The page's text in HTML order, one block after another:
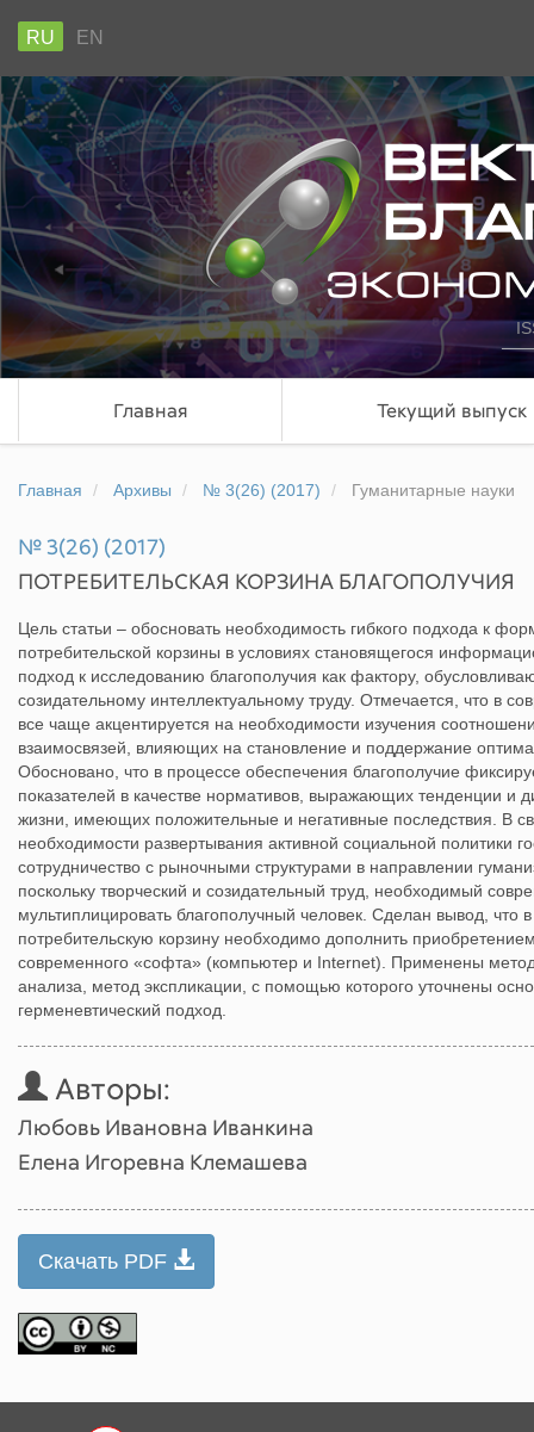
RU EN
Главная Текущий выпуск
Главная Архивы № 3(26) (2017) Гуманитарные науки
№ 3(26) (2017)
ПОТРЕБИТЕЛЬСКАЯ КОРЗИНА БЛАГОПОЛУЧИЯ
Цель статьи – обосновать необходимость гибкого подхода к
потребительской корзины в условиях становящегося
подход к исследованию благополучия как фактору,
созидательному интеллектуальному труду. Отмечается, что в
все чаще акцентируется на необходимости изучения
взаимосвязей, влияющих на становление и поддержание
Обосновано, что в процессе обеспечения благополучие
показателей в качестве нормативов, выражающих тенденции
жизни, имеющих положительные и негативные последствия. В
необходимости развертывания активной социальной политики
сотрудничество с рыночными структурами в направлении
поскольку творческий и созидательный труд, необходимый
мультиплицировать благополучный человек. Сделан вывод,
потребительскую корзину необходимо дополнить
современного «софта» (компьютер и Internet). Применены
анализа, метод экспликации, с помощью которого уточнены
герменевтический подход.
Авторы:
Любовь Ивановна Иванкина
Елена Игоревна Клемашева
Скачать PDF